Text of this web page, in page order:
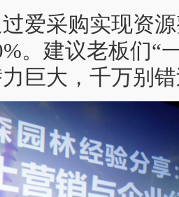
采购实现资源
。建议老板们“
巨大，千万别